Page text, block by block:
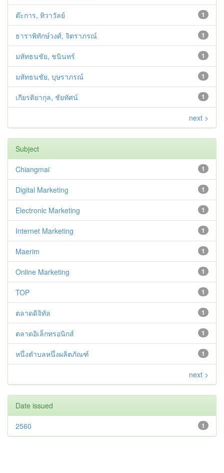
1
ต๊ะการ, ทิวาวัลย์
1
ธาราพิทักษ์วงศ์, จิตราภรณ์
1
มหัทธนชัย, ชนินทร์
1
มหัทธนชัย, บุษราภรณ์
1
เกียรติยากุล, ชัยทัศน์
next >
Subject
1
Chiangmai
1
Digital Marketing
1
Electronic Marketing
1
Internet Marketing
1
Maerim
1
Online Marketing
1
TOP
1
ตลาดดิจิทัล
1
ตลาดอิเล็กทรอนิกส์
1
หนึ่งตำบลหนึ่งผลิตภัณฑ์
next >
Date issued
1
2560